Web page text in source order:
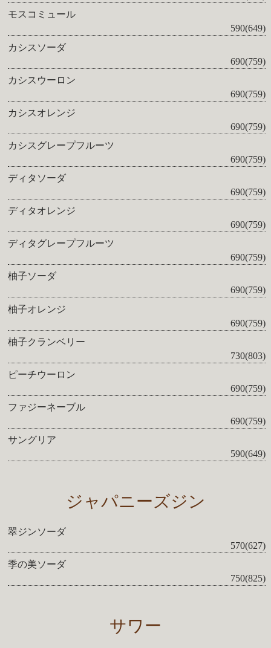
モスコミュール
590(649)
カシスソーダ
690(759)
カシスウーロン
690(759)
カシスオレンジ
690(759)
カシスグレープフルーツ
690(759)
ディタソーダ
690(759)
ディタオレンジ
690(759)
ディタグレープフルーツ
690(759)
柚子ソーダ
690(759)
柚子オレンジ
690(759)
柚子クランベリー
730(803)
ピーチウーロン
690(759)
ファジーネーブル
690(759)
サングリア
590(649)
ジャパニーズジン
翠ジンソーダ
570(627)
季の美ソーダ
750(825)
サワー